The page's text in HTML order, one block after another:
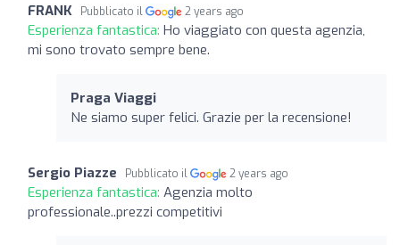
FRANK Pubblicato il 2 years ago
Esperienza fantastica: Ho viaggiato con questa agenzia,
mi sono trovato sempre bene.
Praga Viaggi
Ne siamo super felici. Grazie per la recensione!
Sergio Piazze Pubblicato il 2 years ago
Esperienza fantastica: Agenzia molto
professionale..prezzi competitivi